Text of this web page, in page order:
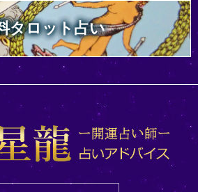
タロット占い